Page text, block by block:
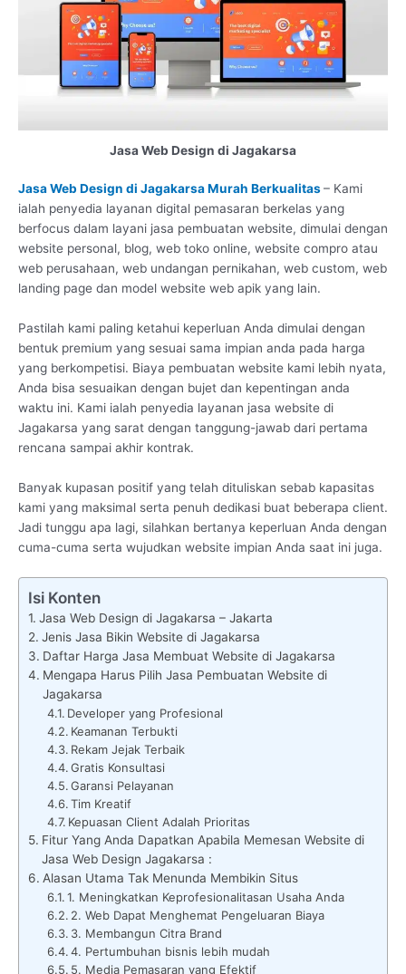
Jasa Web Design di Jagakarsa
Jasa Web Design di Jagakarsa Murah Berkualitas– Kami
ialah penyedia layanan digital pemasaran berkelas yang
berfocus dalam layani jasa pembuatan website, dimulai dengan
website personal, blog, web toko online, website compro atau
web perusahaan, web undangan pernikahan, web custom, web
landing page dan model website web apik yang lain.
Pastilah kami paling ketahui keperluan Anda dimulai dengan
bentuk premium yang sesuai sama impian anda pada harga
yang berkompetisi. Biaya pembuatan website kami lebih nyata,
Anda bisa sesuaikan dengan bujet dan kepentingan anda
waktu ini. Kami ialah penyedia layanan jasa website di
Jagakarsa yang sarat dengan tanggung-jawab dari pertama
rencana sampai akhir kontrak.
Banyak kupasan positif yang telah dituliskan sebab kapasitas
kami yang maksimal serta penuh dedikasi buat beberapa client.
Jadi tunggu apa lagi, silahkan bertanya keperluan Anda dengan
cuma-cuma serta wujudkan website impian Anda saat ini juga.
Isi Konten
Jasa Web Design di Jagakarsa – Jakarta
Jenis Jasa Bikin Website di Jagakarsa
Daftar Harga Jasa Membuat Website di Jagakarsa
Mengapa Harus Pilih Jasa Pembuatan Website di
Jagakarsa
Developer yang Profesional
Keamanan Terbukti
Rekam Jejak Terbaik
Gratis Konsultasi
Garansi Pelayanan
Tim Kreatif
Kepuasan Client Adalah Prioritas
Fitur Yang Anda Dapatkan Apabila Memesan Website di
Jasa Web Design Jagakarsa :
Alasan Utama Tak Menunda Membikin Situs
1. Meningkatkan Keprofesionalitasan Usaha Anda
2. Web Dapat Menghemat Pengeluaran Biaya
3. Membangun Citra Brand
4. Pertumbuhan bisnis lebih mudah
5. Media Pemasaran yang Efektif